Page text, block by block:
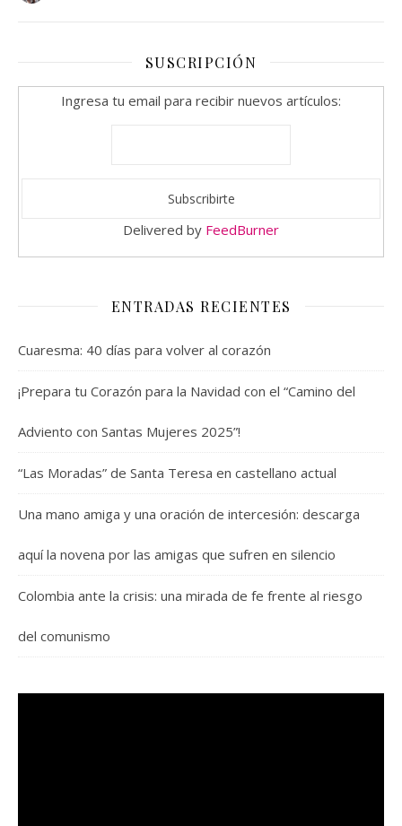
SUSCRIPCIÓN
Ingresa tu email para recibir nuevos artículos:
Delivered by FeedBurner
ENTRADAS RECIENTES
Cuaresma: 40 días para volver al corazón
¡Prepara tu Corazón para la Navidad con el “Camino del
Adviento con Santas Mujeres 2025”!
“Las Moradas” de Santa Teresa en castellano actual
Una mano amiga y una oración de intercesión: descarga
aquí la novena por las amigas que sufren en silencio
Colombia ante la crisis: una mirada de fe frente al riesgo
del comunismo